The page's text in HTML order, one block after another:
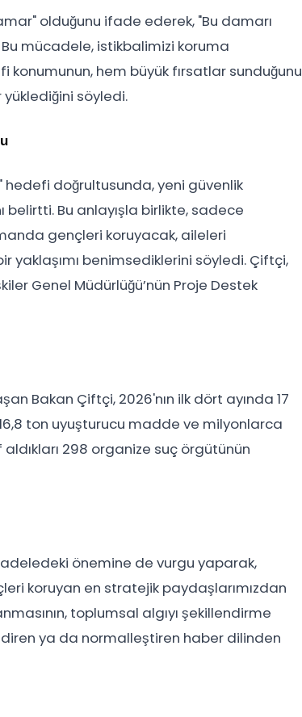
olduğunu ifade ederek, "Bu damarı
mücadele, istikbalimizi koruma
konumunun, hem büyük fırsatlar sunduğunu
söyledi.
hedefi doğrultusunda, yeni güvenlik
belirtti. Bu anlayışla birlikte, sadece
gençleri koruyacak, aileleri
yaklaşımı benimsediklerini söyledi. Çiftçi,
Genel Müdürlüğü’nün Proje Destek
Bakan Çiftçi, 2026'nın ilk dört ayında 17
ton uyuşturucu madde ve milyonlarca
298 organize suç örgütünün
önemine de vurgu yaparak,
koruyan en stratejik paydaşlarımızdan
toplumsal algıyı şekillendirme
ya da normalleştiren haber dilinden